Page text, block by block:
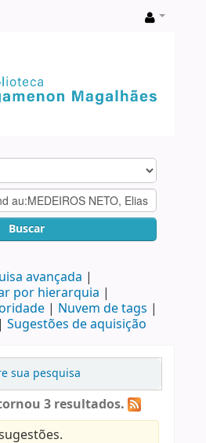
Buscar
avançada
por hierarquia
Nuvem de tags
Sugestões de aquisição
sua pesquisa
3 resultados.